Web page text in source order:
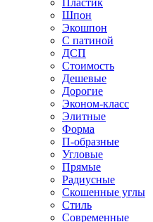
Шпон
Экошпон
С патиной
ДСП
Стоимость
Дешевые
Дорогие
Эконом-класс
Элитные
Форма
П-образные
Угловые
Прямые
Радиусные
Скошенные углы
Стиль
Современные